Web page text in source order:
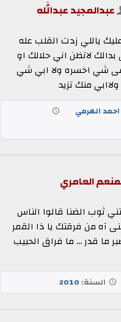
عبدالمجيد عبدالله
ياللي زدت القلب عله
لاتظن اني حلالك او
شي اخسره ولا ابي شي
منك تزيد
احمد الهرمي
العامري
ثوب الضنا قالوا الناس
آه من فرقتك يا ذا القمر
ما قدر ... ما فراق الحبيب
السنة: 2010